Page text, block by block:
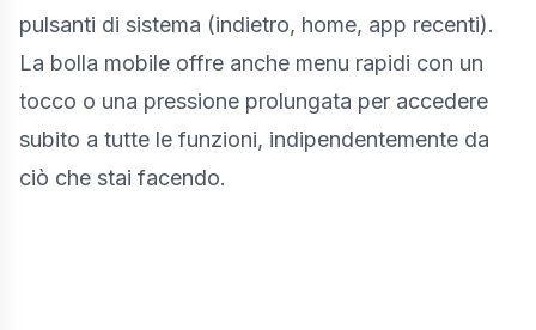
pulsanti di sistema (indietro, home, app recenti).
La bolla mobile offre anche menu rapidi con un
tocco o una pressione prolungata per accedere
subito a tutte le funzioni, indipendentemente da
ciò che stai facendo.